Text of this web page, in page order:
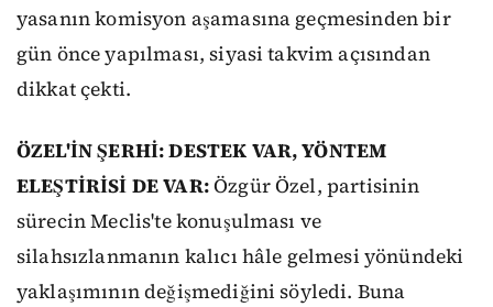
yasanın komisyon aşamasına geçmesinden bir
gün önce yapılması, siyasi takvim açısından
dikkat çekti.
ÖZEL'İN ŞERHİ: DESTEK VAR, YÖNTEM
ELEŞTİRİSİ DE VAR:Özgür Özel, partisinin
sürecin Meclis'te konuşulması ve
silahsızlanmanın kalıcı hâle gelmesi yönündeki
yaklaşımının değişmediğini söyledi. Buna